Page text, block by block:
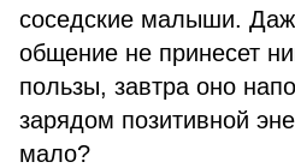
соседские малыши.
общение не принесет
пользы, завтра оно
зарядом позитивной
мало?